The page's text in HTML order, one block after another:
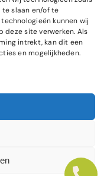
slaan en/of te
kunnen wij
deze site verwerken. Als
intrekt, kan dit een
en mogelijkheden.
4,6